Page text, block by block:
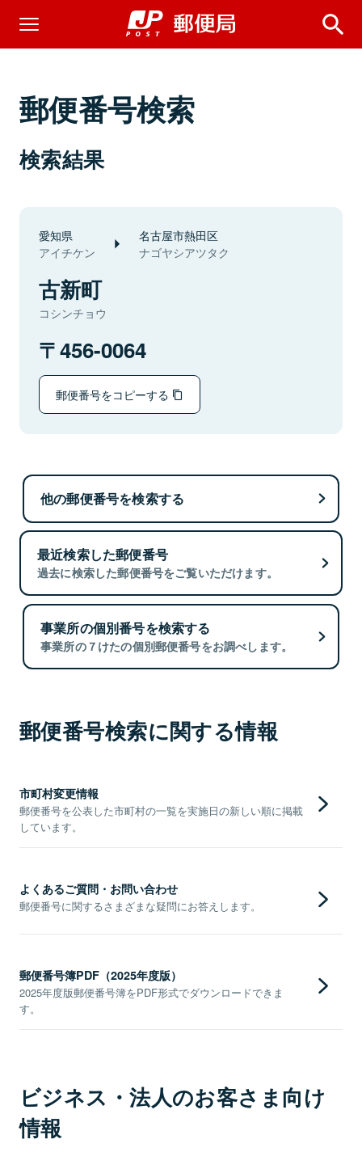
郵便番号検索
検索結果
愛知県
アイチケン
名古屋市熱田区
ナゴヤシアツタク
古新町
コシンチョウ
456-0064
郵便番号をコピーする
他の郵便番号を検索する
最近検索した郵便番号
過去に検索した郵便番号をご覧いただけます。
事業所の個別番号を検索する
事業所の７けたの個別郵便番号をお調べします。
郵便番号検索に関する情報
市町村変更情報
郵便番号を公表した市町村の一覧を実施日の新しい順に掲載
しています。
よくあるご質問・お問い合わせ
郵便番号に関するさまざまな疑問にお答えします。
郵便番号簿PDF（2025年度版）
2025年度版郵便番号簿をPDF形式でダウンロードできま
す。
ビジネス・法人のお客さま向け
情報